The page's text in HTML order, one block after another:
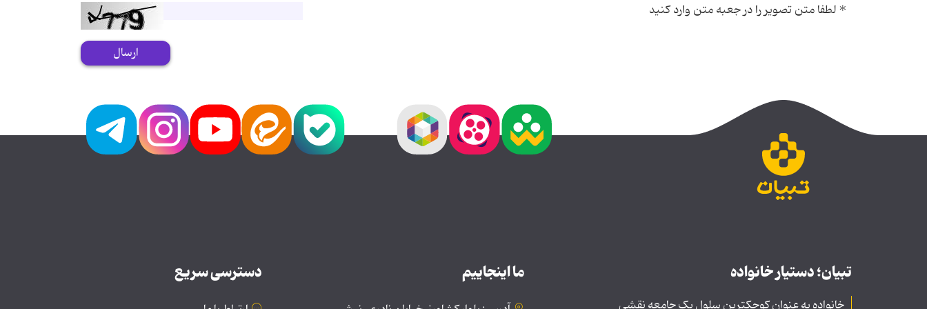
*لطفا متن تصویر را در جعبه متن وارد کنید
ارسال
تبیان؛ دستیار خانواده ما اینجاییم دسترسی سریع